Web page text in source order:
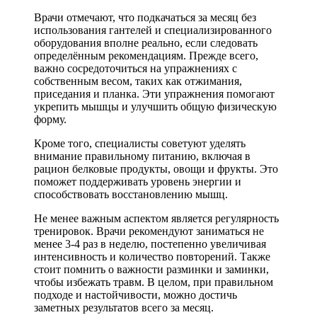
Врачи отмечают, что подкачаться за месяц без
использования гантелей и специализированного
оборудования вполне реально, если следовать
определённым рекомендациям. Прежде всего,
важно сосредоточиться на упражнениях с
собственным весом, таких как отжимания,
приседания и планка. Эти упражнения помогают
укрепить мышцы и улучшить общую физическую
форму.
Кроме того, специалисты советуют уделять
внимание правильному питанию, включая в
рацион белковые продукты, овощи и фрукты. Это
поможет поддерживать уровень энергии и
способствовать восстановлению мышц.
Не менее важным аспектом является регулярность
тренировок. Врачи рекомендуют заниматься не
менее 3-4 раз в неделю, постепенно увеличивая
интенсивность и количество повторений. Также
стоит помнить о важности разминки и заминки,
чтобы избежать травм. В целом, при правильном
подходе и настойчивости, можно достичь
заметных результатов всего за месяц.